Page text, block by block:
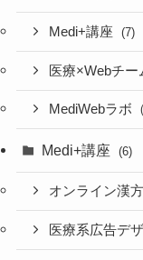
Medi+講座 (7)
医療×Webチー
MediWebラボ
Medi+講座 (6)
オンライン漢
医療系広告デ